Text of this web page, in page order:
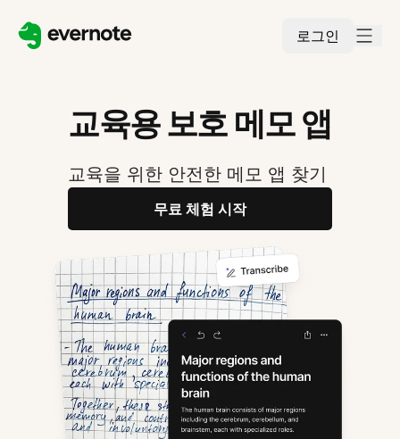
로그인
교육용 보호 메모 앱
교육을 위한 안전한 메모 앱 찾기
무료 체험 시작